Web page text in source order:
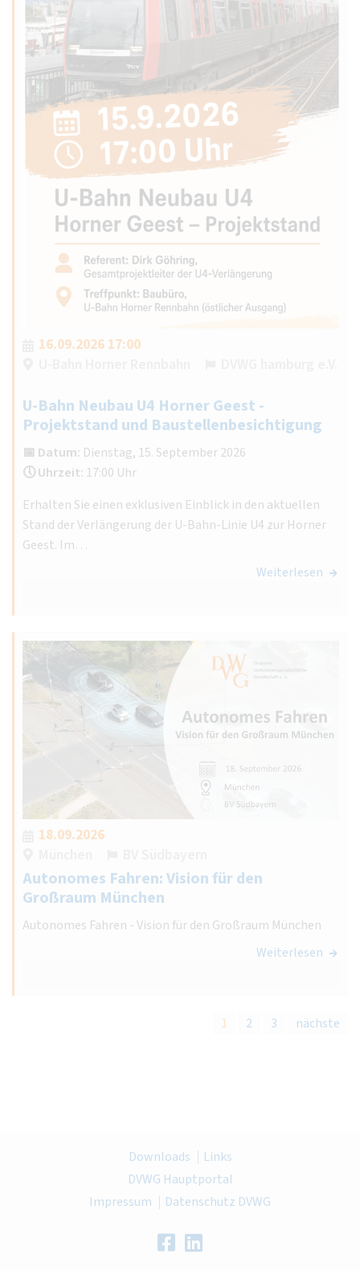
16.09.2026 17:00
U-Bahn Neubau U4 Horner Geest -
Projektstand und Baustellenbesichtigung
📅 Datum: Dienstag, 15. September 2026
🕔 Uhrzeit: 17:00 Uhr
Erhalten Sie einen exklusiven Einblick in den aktuellen
Stand der Verlängerung der U-Bahn-Linie U4 zur Horner
Geest. Im…
Weiterlesen
18.09.2026
Autonomes Fahren: Vision für den
Großraum München
Autonomes Fahren - Vision für den Großraum München
Weiterlesen
1 2 3 nächste
Downloads
Links
DVWG Hauptportal
Impressum
Datenschutz DVWG